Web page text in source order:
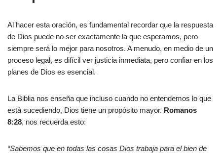
Al hacer esta oración, es fundamental recordar que la respuesta
de Dios puede no ser exactamente la que esperamos, pero
siempre será lo mejor para nosotros. A menudo, en medio de un
proceso legal, es difícil ver justicia inmediata, pero confiar en los
planes de Dios es esencial.
La Biblia nos enseña que incluso cuando no entendemos lo que
está sucediendo, Dios tiene un propósito mayor. Romanos
8:28, nos recuerda esto:
“Sabemos que en todas las cosas Dios trabaja para el bien de